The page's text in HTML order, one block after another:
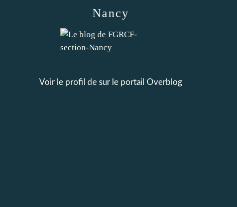
Nancy
Voir le profil de sur le portail Overblog